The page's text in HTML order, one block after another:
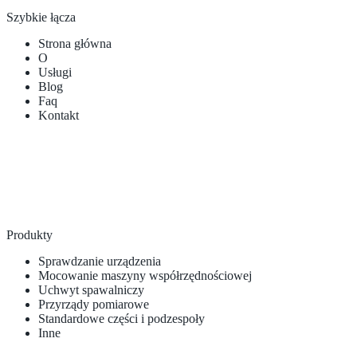
Szybkie łącza
Strona główna
O
Usługi
Blog
Faq
Kontakt
Produkty
Sprawdzanie urządzenia
Mocowanie maszyny współrzędnościowej
Uchwyt spawalniczy
Przyrządy pomiarowe
Standardowe części i podzespoły
Inne